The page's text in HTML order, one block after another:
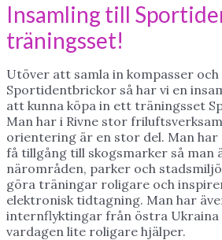
Insamling till
träningsset!
Utöver att samla in kompasser
Sportidentbrickor så har vi en
att kunna köpa in ett träningsset
Man har i Rivne stor
orientering är en stor del. Man
få tillgång till skogsmarker så man
närområden, parker och
göra träningar roligare och
elektronisk tidtagning. Man har
internflyktingar från östra Ukraina
vardagen lite roligare hjälper.